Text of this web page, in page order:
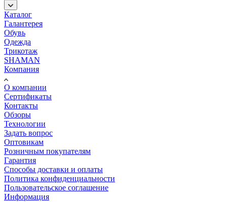
Каталог
Галантерея
Обувь
Одежда
Трикотаж
SHAMAN
Компания
О компании
Сертификаты
Контакты
Обзоры
Технологии
Задать вопрос
Оптовикам
Розничным покупателям
Гарантия
Способы доставки и оплаты
Политика конфиденциальности
Пользовательское соглашение
Информация